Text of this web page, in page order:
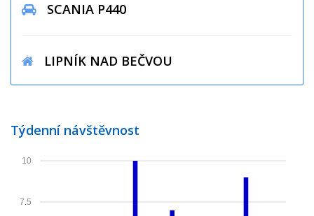
SCANIA P440
LIPNÍK NAD BEČVOU
Týdenní návštěvnost
7.5
10